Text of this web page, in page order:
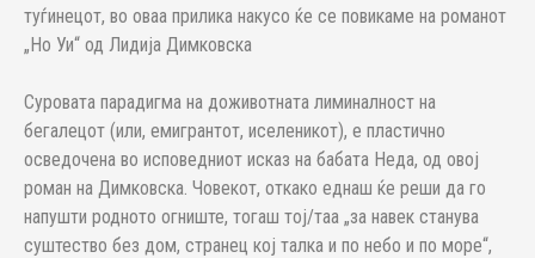
туѓинецот, во оваа прилика накусо ќе се повикаме на романот
„Но Уи“ од Лидија Димковска
Суровата парадигма на доживотната лиминалност на
бегалецот (или, емигрантот, иселеникот), е пластично
осведочена во исповедниот исказ на бабата Неда, од овој
роман на Димковска. Човекот, откако еднаш ќе реши да го
напушти родното огниште, тогаш тој/таа „за навек станува
суштество без дом, странец кој талка и по небо и по море“,